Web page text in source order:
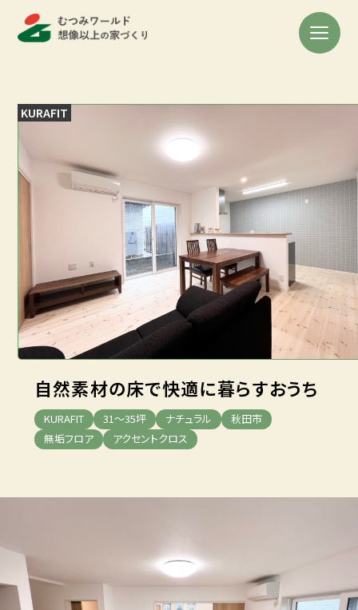
KURAFIT
自然素材の床で快適に暮らすおうち
KURAFIT 31～35坪 ナチュラル
秋田市
無垢フロア
アクセントクロス